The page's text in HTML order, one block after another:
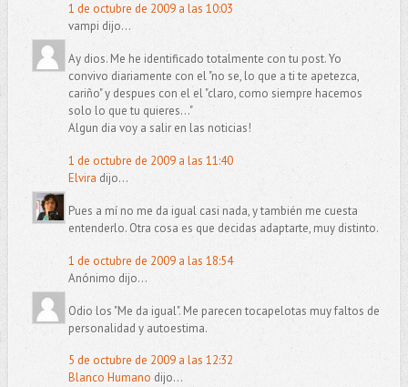
1 de octubre de 2009 a las 10:03
vampi dijo...
Ay dios. Me he identificado totalmente con tu post. Yo
convivo diariamente con el "no se, lo que a ti te apetezca,
cariño" y despues con el el "claro, como siempre hacemos
solo lo que tu quieres..."
Algun dia voy a salir en las noticias!
1 de octubre de 2009 a las 11:40
Elvira dijo...
Pues a mí no me da igual casi nada, y también me cuesta
entenderlo. Otra cosa es que decidas adaptarte, muy distinto.
1 de octubre de 2009 a las 18:54
Anónimo dijo...
Odio los "Me da igual". Me parecen tocapelotas muy faltos de
personalidad y autoestima.
5 de octubre de 2009 a las 12:32
Blanco Humano dijo...